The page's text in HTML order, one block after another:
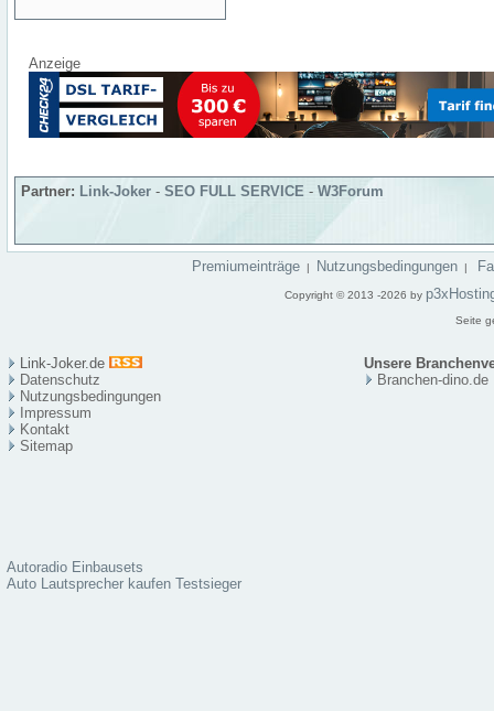
Anzeige
Partner: Link-Joker - SEO FULL SERVICE - W3Forum
Premiumeinträge | Nutzungsbedingungen |
Copyright © 2013 -2026 by
Seite
Link-Joker.de
Unsere
Datenschutz
Nutzungsbedingungen
Impressum
Kontakt
Sitemap
Branchen-dino.de
Autoradio Einbausets
Auto Lautsprecher kaufen Testsieger